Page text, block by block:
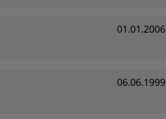
01.01.2006
06.06.1999